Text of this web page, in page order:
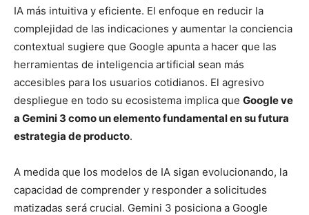
IA más intuitiva y eficiente. El enfoque en reducir la
complejidad de las indicaciones y aumentar la conciencia
contextual sugiere que Google apunta a hacer que las
herramientas de inteligencia artificial sean más
accesibles para los usuarios cotidianos. El agresivo
despliegue en todo su ecosistema implica que Google ve
a Gemini 3 como un elemento fundamental en su futura
estrategia de producto.
A medida que los modelos de IA sigan evolucionando, la
capacidad de comprender y responder a solicitudes
matizadas será crucial. Gemini 3 posiciona a Google